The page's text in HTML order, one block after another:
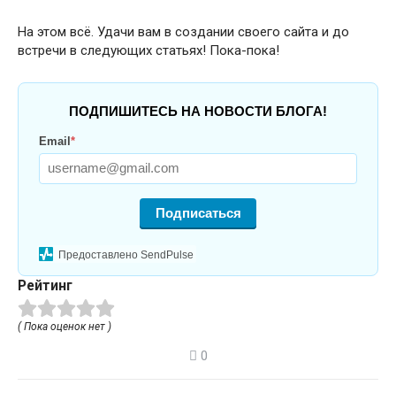
На этом всё. Удачи вам в создании своего сайта и до
встречи в следующих статьях! Пока-пока!
ПОДПИШИТЕСЬ НА НОВОСТИ БЛОГА!
Email*
Подписаться
Предоставлено SendPulse
Рейтинг
( Пока оценок нет )
0